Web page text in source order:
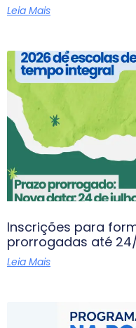
Leia Mais
Inscrições para
prorrogadas até
Leia Mais